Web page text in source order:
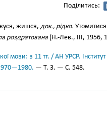
Поділитись:
жишся, док., рідко.
роздратована (Н.-Лев., III, 1956,
мови: в 11 тт. / АН УРСР.
— Т. 3. — С. 548.